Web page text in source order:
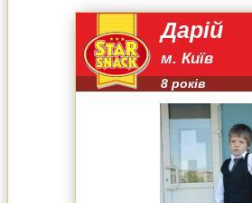
Дарій
м. Київ
8 років